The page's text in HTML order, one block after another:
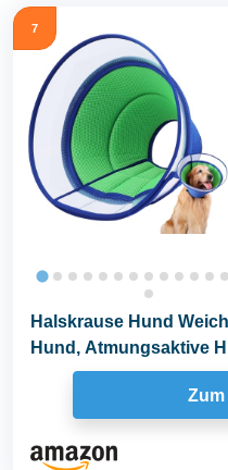
7
Halskrause Hund
Hund, Atmungsaktive
Einstellbarer...